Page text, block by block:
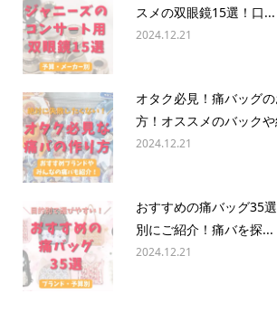
スメの双眼鏡15選！口...
2024.12.21
オタク必見！痛バッグ
方！オススメのバック
2024.12.21
おすすめの痛バッグ35
別にご紹介！痛バを探...
2024.12.21